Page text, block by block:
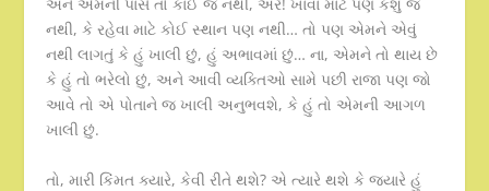
અને એમની પાસે તો કાંઈ જ નથી, અરે! ખાવા માટે પણ કશું જ
નથી, કે રહેવા માટે કોઈ સ્થાન પણ નથી… તો પણ એમને એવું
નથી લાગતું કે હું ખાલી છું, હું અભાવમાં છું… ના, એમને તો થાય છે
કે હું તો ભરેલો છું, અને આવી વ્યક્તિઓ સામે પછી રાજા પણ જો
આવે તો એ પોતાને જ ખાલી અનુભવશે, કે હું તો એમની આગળ
ખાલી છું.
તો, મારી કિંમત ક્યારે, કેવી રીતે થશે? એ ત્યારે થશે કે જયારે હું